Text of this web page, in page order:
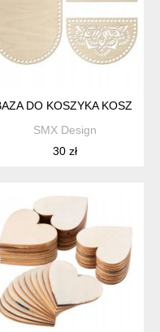
PIECZYWO 30X25CM
DO KOSZYKA KOSZ
SMX Design
30 zł